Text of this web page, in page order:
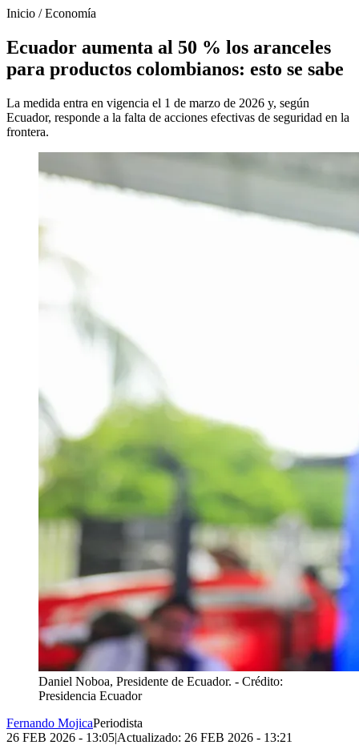
Inicio /Economía
Ecuador aumenta al 50 % los aranceles
para productos colombianos: esto se sabe
La medida entra en vigencia el 1 de marzo de 2026 y, según
Ecuador, responde a la falta de acciones efectivas de seguridad en la
frontera.
Daniel Noboa, Presidente de Ecuador. - Crédito:
Presidencia Ecuador
Fernando MojicaPeriodista
26 FEB 2026 - 13:05|Actualizado: 26 FEB 2026 - 13:21